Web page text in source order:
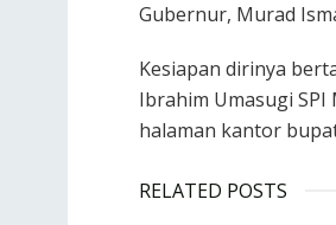
Gubernur, Murad
Kesiapan dirinya
Ibrahim Umasugi
halaman kantor
RELATED POSTS